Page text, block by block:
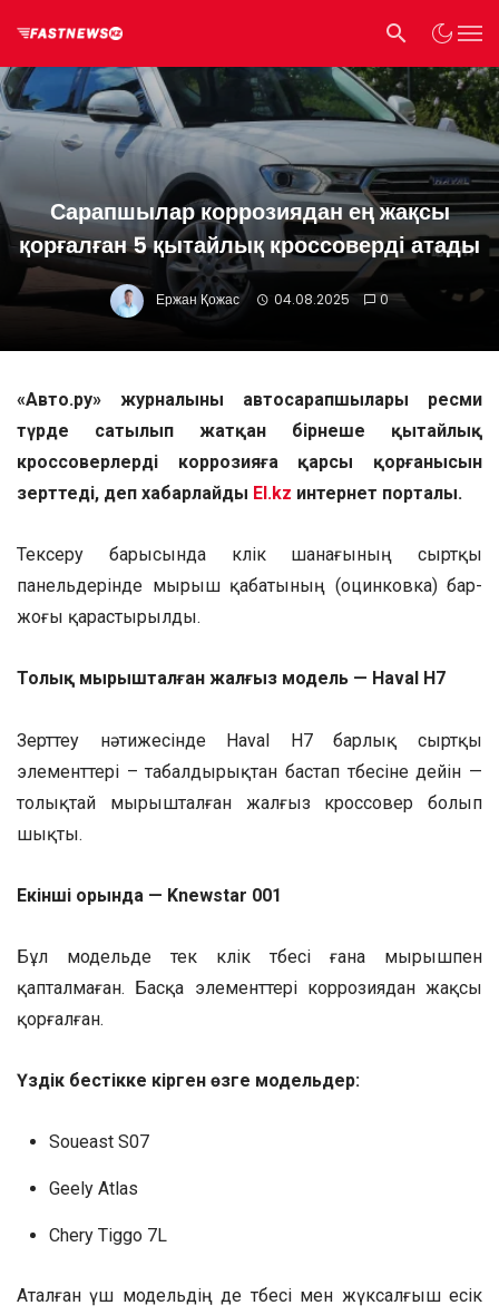
Сарапшылар коррозиядан ең жақсы
қорғалған 5 қытайлық кроссоверді атады
Ержан Қожас 04.08.2025 0
«Авто.ру» журналының автосарапшылары ресми
түрде сатылып жатқан бірнеше қытайлық
кроссоверлердің коррозияға қарсы қорғанысын
зерттеді, деп хабарлайды El.kz интернет порталы.
Тексеру барысында көлік шанағының сыртқы
панельдерінде мырыш қабатының (оцинковка) бар-
жоғы қарастырылды.
Толық мырышталған жалғыз модель — Haval H7
Зерттеу нәтижесінде Haval H7 барлық сыртқы
элементтері – табалдырықтан бастап төбесіне дейін —
толықтай мырышталған жалғыз кроссовер болып
шықты.
Екінші орында — Knewstar 001
Бұл модельде тек көлік төбесі ғана мырышпен
қапталмаған. Басқа элементтері коррозиядан жақсы
қорғалған.
Үздік бестікке кірген өзге модельдер:
Soueast S07
Geely Atlas
Chery Tiggo 7L
Аталған үш модельдің де төбесі мен жүксалғыш есік